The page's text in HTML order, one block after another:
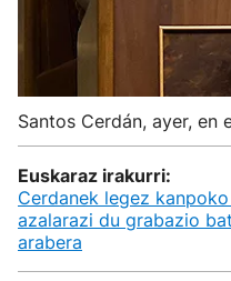
Santos Cerdán, ayer, en
Euskaraz irakurri:
Cerdanek legez
azalarazi du grabazio
arabera